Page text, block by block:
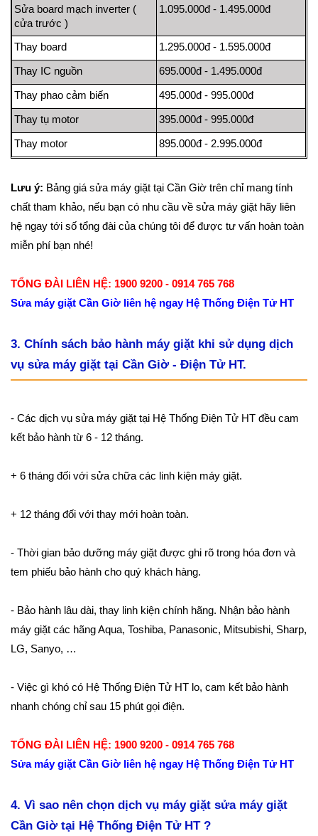
Sửa board mạch inverter (
cửa trước )
1.095.000đ - 1.495.000đ
Thay board 1.295.000đ - 1.595.000đ
Thay IC nguồn 695.000đ - 1.495.000đ
Thay phao cảm biến 495.000đ - 995.000đ
Thay tụ motor 395.000đ - 995.000đ
Thay motor 895.000đ - 2.995.000đ
Lưu ý: Bảng giá sửa máy giặt tại Cần Giờ trên chỉ mang tính
chất tham khảo, nếu bạn có nhu cầu về sửa máy giặt hãy liên
hệ ngay tới số tổng đài của chúng tôi để được tư vấn hoàn toàn
miễn phí bạn nhé!
TỔNG ĐÀI LIÊN HỆ: 1900 9200 - 0914 765 768
Sửa máy giặt Cần Giờ liên hệ ngay Hệ Thống Điện Tử HT
3. Chính sách bảo hành máy giặt khi sử dụng dịch
vụ sửa máy giặt tại Cần Giờ - Điện Tử HT.
- Các dịch vụ sửa máy giặt tại Hệ Thống Điện Tử HT đều cam
kết bảo hành từ 6 - 12 tháng.
+ 6 tháng đối với sửa chữa các linh kiện máy giặt.
+ 12 tháng đối với thay mới hoàn toàn.
- Thời gian bảo dưỡng máy giặt được ghi rõ trong hóa đơn và
tem phiếu bảo hành cho quý khách hàng.
- Bảo hành lâu dài, thay linh kiện chính hãng. Nhận bảo hành
máy giặt các hãng Aqua, Toshiba, Panasonic, Mitsubishi, Sharp,
LG, Sanyo, …
- Việc gì khó có Hệ Thống Điện Tử HT lo, cam kết bảo hành
nhanh chóng chỉ sau 15 phút gọi điện.
TỔNG ĐÀI LIÊN HỆ: 1900 9200 - 0914 765 768
Sửa máy giặt Cần Giờ liên hệ ngay Hệ Thống Điện Tử HT
4. Vì sao nên chọn dịch vụ máy giặt sửa máy giặt
Cần Giờ tại Hệ Thống Điện Tử HT ?